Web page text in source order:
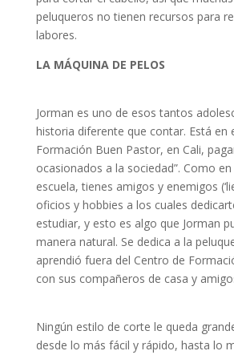
peluqueros no tienen recursos para
labores.
LA MÁQUINA DE PELOS
Jorman es uno de esos tantos
historia diferente que contar. Está en
Formación Buen Pastor, en Cali,
ocasionados a la sociedad”. Como
escuela, tienes amigos y enemigos
oficios y hobbies a los cuales
estudiar, y esto es algo que Jorman
manera natural. Se dedica a la
aprendió fuera del Centro de
con sus compañeros de casa y
Ningún estilo de corte le queda
desde lo más fácil y rápido, hasta lo